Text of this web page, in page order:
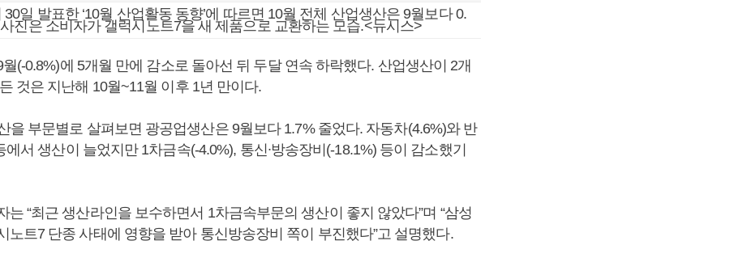
일 발표한 ‘10월 산업활동 동향’에 따르면 10월 전체 산업생산은 9월보다 0.
진은 소비자가 갤럭시노트7을 새 제품으로 교환하는 모습.<뉴시스>
(-0.8%)에 5개월 만에 감소로 돌아선 뒤 두달 연속 하락했다. 산업생산이 2개
것은 지난해 10월~11월 이후 1년 만이다.
을 부문별로 살펴보면 광공업생산은 9월보다 1.7% 줄었다. 자동차(4.6%)와 반
에서 생산이 늘었지만 1차금속(-4.0%), 통신∙방송장비(-18.1%) 등이 감소했기
는 “최근 생산라인을 보수하면서 1차금속부문의 생산이 좋지 않았다”며 “삼성
노트7 단종 사태에 영향을 받아 통신방송장비 쪽이 부진했다”고 설명했다.